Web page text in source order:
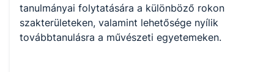
tanulmányai folytatására a különböző rokon
szakterületeken, valamint lehetősége nyílik
továbbtanulásra a művészeti egyetemeken.